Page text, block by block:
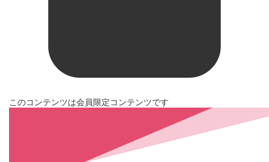
このコンテンツは会員限定コンテンツです